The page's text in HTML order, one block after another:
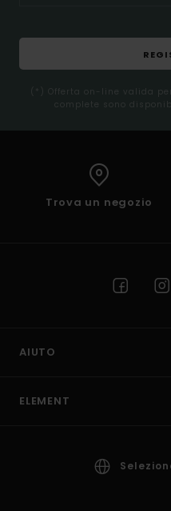
(*) Offerta on-line valida
complete sono
Trova un negozio
AIUTO
ELEMENT